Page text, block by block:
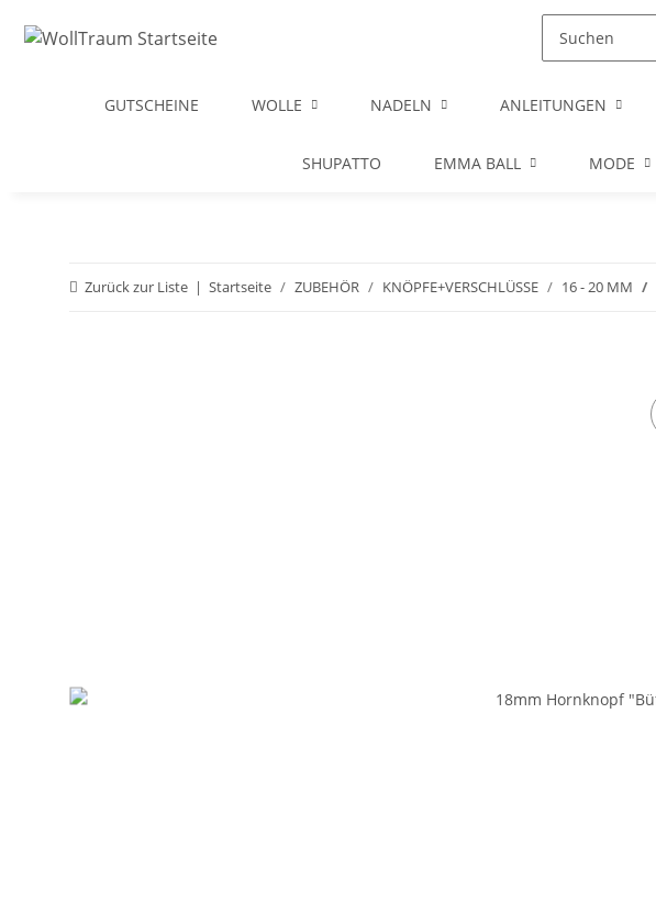
GUTSCHEINE WOLLE NADELN ANLEITUNGEN
SHUPATTO EMMA BALL MODE
Zurück zur Liste Startseite ZUBEHÖR KNÖPFE+VERSCHLÜSSE 16 - 20 MM